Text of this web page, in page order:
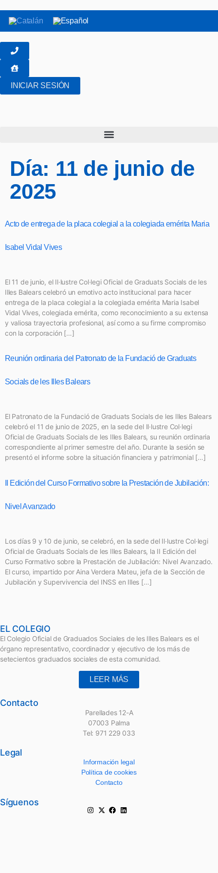
INICIAR SESIÓN
Día: 11 de junio de
2025
Acto de entrega de la placa colegial a la colegiada emérita Maria
Isabel Vidal Vives
El 11 de junio, el Il·lustre Col·legi Oficial de Graduats Socials de les
Illes Balears celebró un emotivo acto institucional para hacer
entrega de la placa colegial a la colegiada emérita Maria Isabel
Vidal Vives, colegiada emérita, como reconocimiento a su extensa
y valiosa trayectoria profesional, así como a su firme compromiso
con la corporación […]
Reunión ordinaria del Patronato de la Fundació de Graduats
Socials de les Illes Balears
El Patronato de la Fundació de Graduats Socials de les Illes Balears
celebró el 11 de junio de 2025, en la sede del Il·lustre Col·legi
Oficial de Graduats Socials de les Illes Balears, su reunión ordinaria
correspondiente al primer semestre del año. Durante la sesión se
presentó el informe sobre la situación financiera y patrimonial […]
II Edición del Curso Formativo sobre la Prestación de Jubilación:
Nivel Avanzado
Los días 9 y 10 de junio, se celebró, en la sede del Il·lustre Col·legi
Oficial de Graduats Socials de les Illes Balears, la II Edición del
Curso Formativo sobre la Prestación de Jubilación: Nivel Avanzado.
El curso, impartido por Aina Verdera Mateu, jefa de la Sección de
Jubilación y Supervivencia del INSS en Illes […]
EL COLEGIO
El Colegio Oficial de Graduados Sociales de les Illes Balears es el
órgano representativo, coordinador y ejecutivo de los más de
setecientos graduados sociales de esta comunidad.
LEER MÁS
Contacto
Parellades 12-A
07003 Palma
Tel: 971 229 033
Legal
Información legal
Política de cookies
Contacto
Síguenos